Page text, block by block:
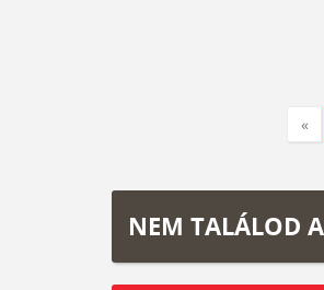
«
NEM TALÁLOD